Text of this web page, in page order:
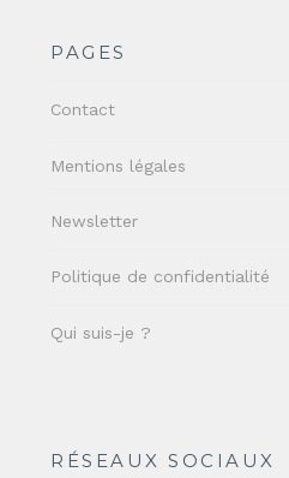
PAGES
Contact
Mentions légales
Newsletter
Politique de confidentialité
Qui suis-je ?
RÉSEAUX SOCIAUX